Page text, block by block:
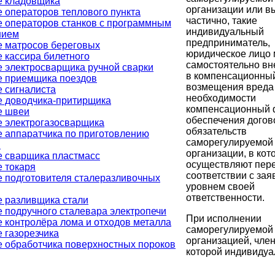
теплового пункта
операторов станков с программным
матросов береговых
билетного
электросварщика ручной сварки
приемщика поездов
доводчика-притирщика
швеи
электрогазосварщика
аппаратчика по приготовлению
сварщика пластмасс
токаря
подготовителя сталеразливочных
разливщика стали
сталевара электропечи
контролёра лома и отходов металла
обработчика поверхностных пороков
организации или
частично, такие
индивидуальный
предприниматель,
юридическое лицо
самостоятельно
в
возмещения
необходимости
компенсационный
обеспечения
обязательств
саморегулируемой
организации, в
осуществляют
соответствии с
уровнем своей
ответственности.
При исполнении
саморегулируемой
организацией,
которой